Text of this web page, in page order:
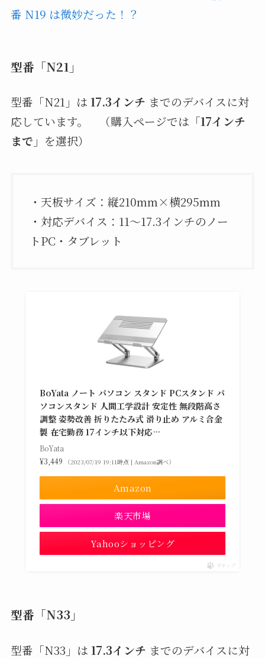
番 N19 は微妙だった！？
型番「N21」
型番「N21」は 17.3インチ までのデバイスに対
応しています。 （購入ページでは「17インチ
まで 」を選択）
・天板サイズ：縦210mm×横295mm
・対応デバイス：11〜17.3インチのノー
トPC・タブレット
BoYata ノート パソコン スタンド PCスタンド パ
ソコンスタンド 人間工学設計 安定性 無段階高さ
調整 姿勢改善 折りたたみ式 滑り止め アルミ合金
製 在宅勤務 17インチ以下対応…
BoYata
¥3,449
（2023/07/19 19:11時点 | Amazon調べ）
Amazon
楽天市場
Yahooショッピング
ポチップ
型番「N33」
型番「N33」は 17.3インチ までのデバイスに対